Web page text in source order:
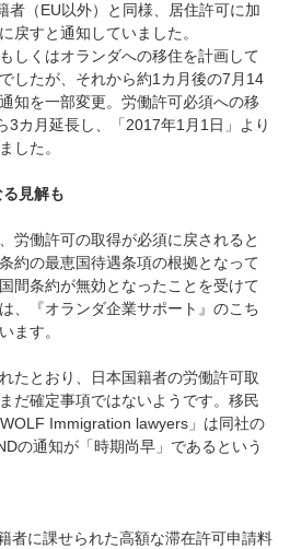
者（EU以外）と同様、居住許可に加
戻すと通知していました。
しくはオランダへの移住を計画して
したが、それから約1カ月後の7月14
知を一部変更。労働許可必須への移
3カ月延長し、「2017年1月1日」より
した。
見解も
労働許可の取得が必須に戻されると
約の最恵国待遇条項の根拠となって
間条約が無効となったことを受けて
、『オランダ企業サポート』のこち
ます。
たとおり、日本国籍者の労働許可取
だ確定事項ではないようです。移民
Immigration lawyers」は同社の
の通知が「時期尚早」であるという
者に課せられた高額な滞在許可申請料